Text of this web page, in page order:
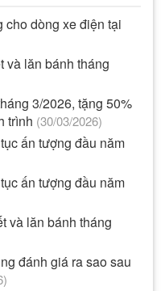
cho dòng xe điện tại
và lăn bánh tháng
3/2026, tặng 50%
trình (30/03/2026)
ấn tượng đầu năm
ấn tượng đầu năm
và lăn bánh tháng
đánh giá ra sao sau